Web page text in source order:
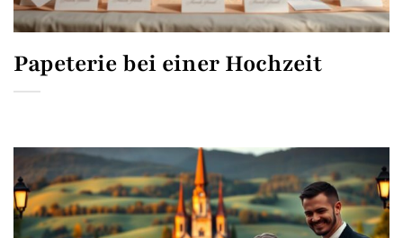
Papeterie bei einer Hochzeit